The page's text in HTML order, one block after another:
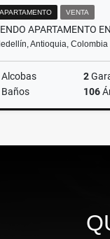
APARTAMENTO VENTA
APARTAMENTO
Antioquia, Colombia
Alcobas 2
Baños 106